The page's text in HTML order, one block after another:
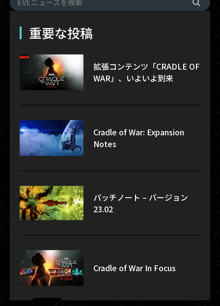
重要な投稿
拡張コンテンツ「CRADLE OF
WAR」、いよいよ到来
Cradle of War: Expansion
Notes
パッチノート – バージョン
23.02
Cradle of War In Focus